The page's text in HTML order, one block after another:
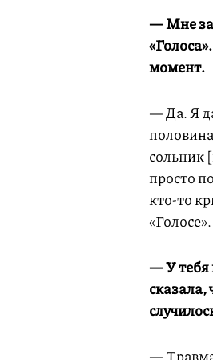
— Мне
момент.
— Да. Я
сольник
просто
кто-то
— У тебя
сказала,